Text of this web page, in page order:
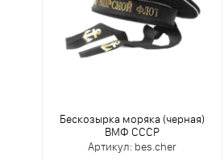
Бескозырка моряка (черная)
ВМФ СССР
Артикул: bes.cher